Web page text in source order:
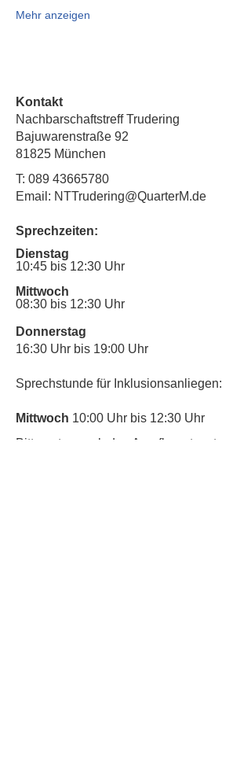
Mehr anzeigen
Kontakt
Nachbarschaftstreff Trudering
Bajuwarenstraße 92
81825 München
T: 089 43665780
Email: NTTrudering@QuarterM.de
Sprechzeiten:
Dienstag
10:45 bis 12:30 Uhr
Mittwoch
08:30 bis 12:30 Uhr
Donnerstag
16:30 Uhr bis 19:00 Uhr
Sprechstunde für Inklusionsanliegen:
Mittwoch 10:00 Uhr bis 12:30 Uhr
​Bitte nutze auch den Anrufbeantworter,